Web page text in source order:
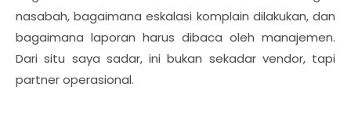
nasabah, bagaimana eskalasi komplain dilakukan, dan
bagaimana laporan harus dibaca oleh manajemen.
Dari situ saya sadar, ini bukan sekadar vendor, tapi
partner operasional.